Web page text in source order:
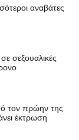
αναβάτες
σεξουαλικές
τον πρώην της
έκτρωση